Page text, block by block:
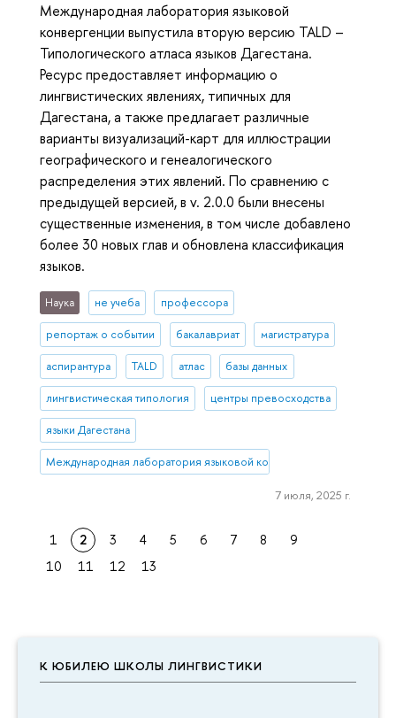
К ЮБИЛЕЮ ШКОЛЫ ЛИНГВИСТИКИ
Международная лаборатория языковой
конвергенции выпустила вторую версию TALD –
Типологического атласа языков Дагестана.
Ресурс предоставляет информацию о
лингвистических явлениях, типичных для
Дагестана, а также предлагает различные
варианты визуализаций-карт для иллюстрации
географического и генеалогического
распределения этих явлений. По сравнению с
предыдущей версией, в v. 2.0.0 были внесены
существенные изменения, в том числе добавлено
более 30 новых глав и обновлена классификация
языков.
Наука не учеба профессора
репортаж о событии бакалавриат магистратура
аспирантура TALD атлас базы данных
лингвистическая типология центры превосходства
языки Дагестана
Международная лаборатория языковой конвергенции
7 июля, 2025 г.
1 2 3 4 5 6 7 8
9
10
11 12 13